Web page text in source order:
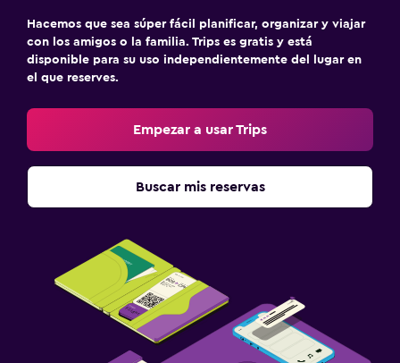
Hacemos que sea súper fácil planificar, organizar y viajar
con los amigos o la familia. Trips es gratis y está
disponible para su uso independientemente del lugar en
el que reserves.
Empezar a usar Trips
Buscar mis reservas